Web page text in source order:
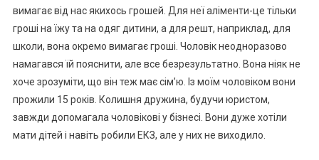
вимагає від нас якихось грошей. Для неї аліменти-це тільки
гроші на їжу та на одяг дитини, а для решт, наприклад, для
школи, вона окремо вимагає гроші. Чоловік неодноразово
намагався їй пояснити, але все безрезультатно. Вона ніяк не
хоче зрозуміти, що він теж має сім’ю. Із моїм чоловіком вони
прожили 15 років. Колишня дружина, будучи юристом,
завжди допомагала чоловікові у бізнесі. Вони дуже хотіли
мати дітей і навіть робили ЕКЗ, але у них не виходило.